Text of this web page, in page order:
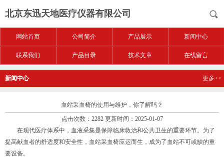
北京东迅天地医疗仪器有限公司
网站首页 公司简介 产品展示 新闻中心
联系我们 产品目录 技术文章 在线留言
新闻中心 更多>>
血站采血椅的使用与维护，你了解吗？
点击次数：2282 更新时间：2025-01-07
在现代医疗体系中，血液采集是保障临床救治和公共卫生的重要环节。为了
提高献血者的舒适度和安全性，血站采血椅应运而生，成为了血站不可或缺的重
要设备。